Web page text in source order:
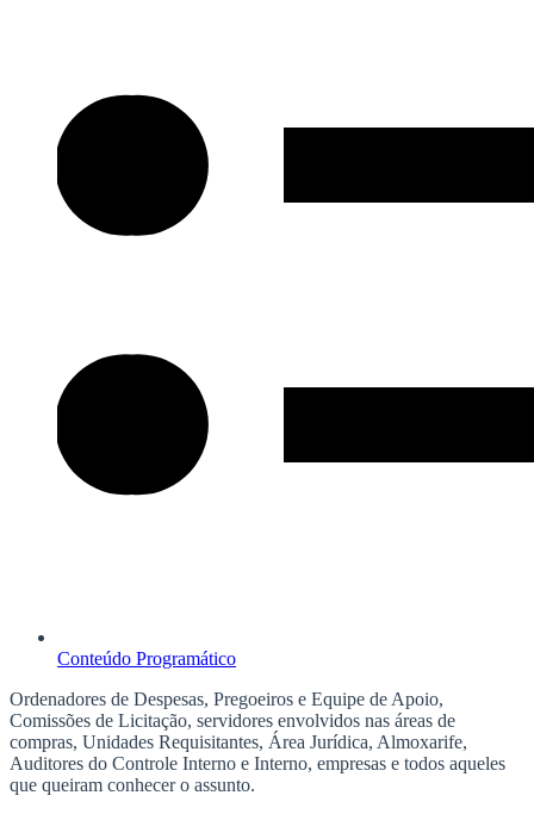
Conteúdo Programático
Ordenadores de Despesas, Pregoeiros e Equipe de Apoio,
Comissões de Licitação, servidores envolvidos nas áreas de
compras, Unidades Requisitantes, Área Jurídica, Almoxarife,
Auditores do Controle Interno e Interno, empresas e todos aqueles
que queiram conhecer o assunto.